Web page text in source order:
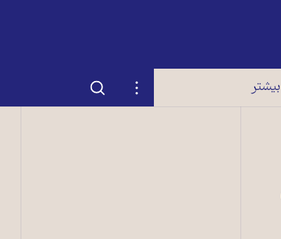
بیشتر تنظیمات جستجو